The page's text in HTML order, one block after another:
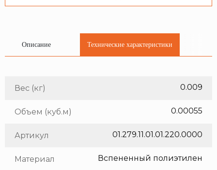
Описание Технические характеристики
Вес (кг) 0.009
Объем (куб.м) 0.00055
Артикул 01.279.11.01.01.220.0000
Материал Вспененный полиэтилен